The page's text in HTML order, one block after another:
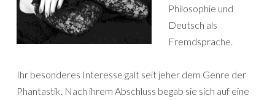
Philosophie und
Deutsch als
Fremdsprache.
Ihr besonderes Interesse galt seit jeher dem Genre der
Phantastik. Nach ihrem Abschluss begab sie sich auf eine